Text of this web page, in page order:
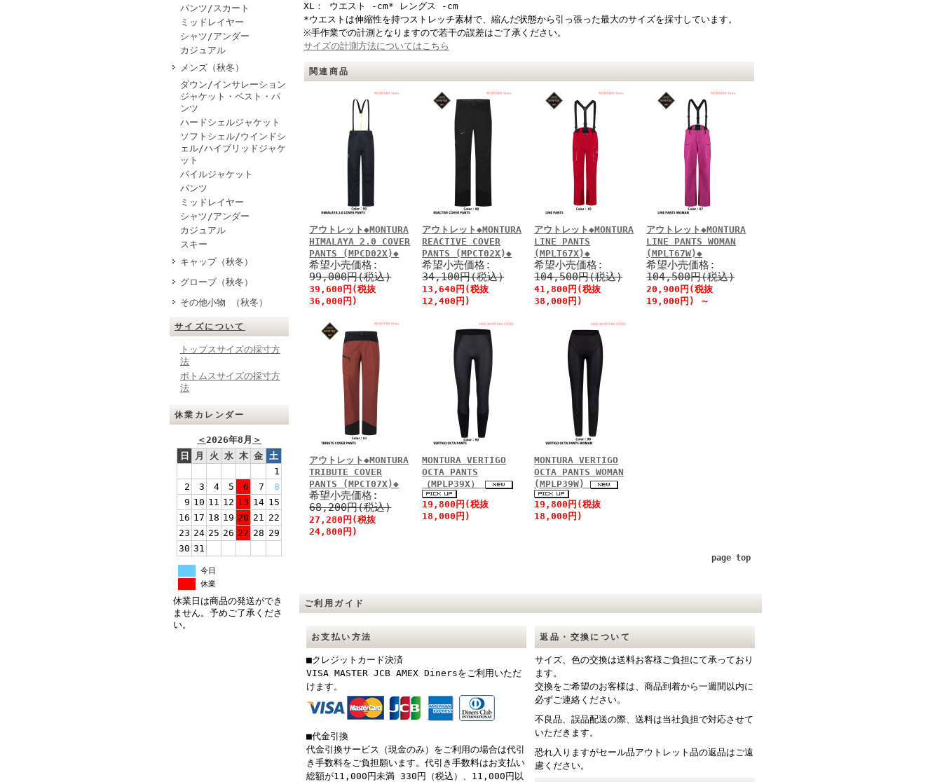
パンツ/スカート
ミッドレイヤー
シャツ/アンダー
カジュアル
メンズ（秋冬）
ダウン/インサレーション
ジャケット・ベスト・パ
ンツ
ハードシェルジャケット
ソフトシェル/ウインドシ
ェル/ハイブリッドジャケ
ット
パイルジャケット
パンツ
ミッドレイヤー
シャツ/アンダー
カジュアル
スキー
キャップ（秋冬）
グローブ（秋冬）
その他小物 （秋冬）
サイズについて
トップスサイズの採寸方
法
ボトムスサイズの採寸方
法
休業カレンダー
＜2026年8月 ＞
日
月 火 水 木 金 土
1
2
3 4 5 6 7
8
9 10 11 12 13 14 15
16 17 18 19 20 21 22
23 24 25 26 27 28 29
30 31
今日
休業
休業日は商品の発送ができ
ません。予めご了承くださ
い。
XL： ウエスト -cm* レングス -cm
*ウエストは伸縮性を持つストレッチ素材で、縮んだ状態から引っ張った最大のサイズを採寸しています。
※手作業での計測となりますので若干の誤差はご了承ください。
サイズの計測方法についてはこちら
関連商品
アウトレット◆MONTURA
HIMALAYA 2.0 COVER
PANTS (MPCD02X)◆
希望小売価格:
99,000円(税込)
39,600円(税抜
36,000円)
アウトレット◆MONTURA
REACTIVE COVER
PANTS (MPCT02X)◆
希望小売価格:
34,100円(税込)
13,640円(税抜
12,400円)
アウトレット◆MONTURA
LINE PANTS
(MPLT67X)◆
希望小売価格:
104,500円(税込)
41,800円(税抜
38,000円)
アウトレット◆MONTURA
LINE PANTS WOMAN
(MPLT67W)◆
希望小売価格:
104,500円(税込)
20,900円(税抜
19,000円)
～
アウトレット◆MONTURA
TRIBUTE COVER
PANTS (MPCT07X)◆
希望小売価格:
68,200円(税込)
27,280円(税抜
24,800円)
MONTURA VERTIGO
OCTA PANTS
（MPLP39X）
19,800円(税抜
18,000円)
MONTURA VERTIGO
OCTA PANTS WOMAN
(MPLP39W)
19,800円(税抜
18,000円)
page top
ご利用ガイド
お支払い方法
■クレジットカード決済
VISA MASTER JCB AMEX Dinersをご利用いただ
けます。
■代金引換
代金引換サービス（現金のみ）をご利用の場合は代引
き手数料をご負担願います。代引き手数料はお支払い
総額が11,000円未満 330円（税込）、11,000円以
返品・交換について
サイズ、色の交換は送料お客様ご負担にて承っており
ます。
交換をご希望のお客様は、商品到着から一週間以内に
必ずご連絡ください。
不良品、誤品配送の際、送料は当社負担で対応させて
いただきます。
恐れ入りますがセール品アウトレット品の返品はご遠
慮ください。